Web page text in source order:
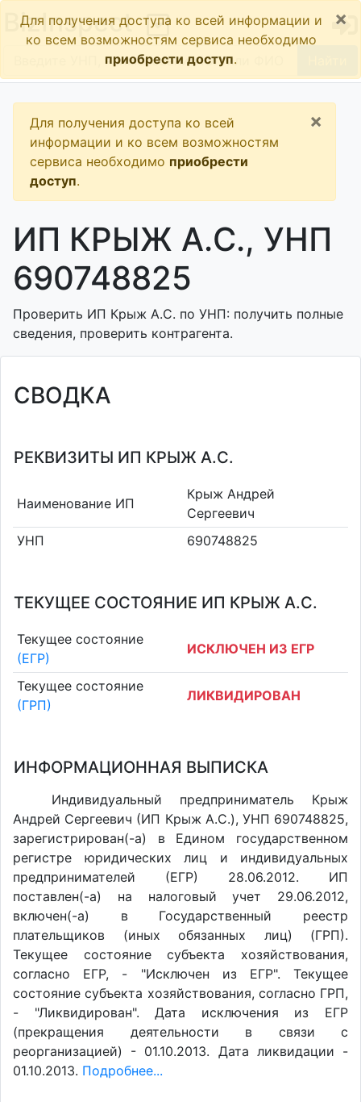
BizInspect
Для получения доступа ко всей информации и
ко всем возможностям сервиса необходимо
приобрести доступ.
×
Для получения доступа ко всей
информации и ко всем возможностям
сервиса необходимо приобрести
доступ.
×
ИП КРЫЖ А.С., УНП
690748825
Проверить ИП Крыж А.С. по УНП: получить полные
сведения, проверить контрагента.
СВОДКА
РЕКВИЗИТЫ ИП КРЫЖ А.С.
Наименование ИП
Крыж Андрей
Сергеевич
УНП
690748825
ТЕКУЩЕЕ СОСТОЯНИЕ ИП КРЫЖ А.С.
Текущее состояние
(ЕГР)
ИСКЛЮЧЕН ИЗ ЕГР
Текущее состояние
(ГРП)
ЛИКВИДИРОВАН
ИНФОРМАЦИОННАЯ ВЫПИСКА
Индивидуальный предприниматель Крыж
Андрей Сергеевич (ИП Крыж А.С.), УНП 690748825,
зарегистрирован(-а) в Едином государственном
регистре юридических лиц и индивидуальных
предпринимателей (ЕГР) 28.06.2012. ИП
поставлен(-a) на налоговый учет 29.06.2012,
включен(-a) в Государственный реестр
плательщиков (иных обязанных лиц) (ГРП).
Текущее состояние субъекта хозяйствования,
согласно ЕГР, - "Исключен из ЕГР". Текущее
состояние субъекта хозяйствования, согласно ГРП,
- "Ликвидирован". Дата исключения из ЕГР
(прекращения деятельности в связи с
реорганизацией) - 01.10.2013. Дата ликвидации -
01.10.2013. Подробнее...